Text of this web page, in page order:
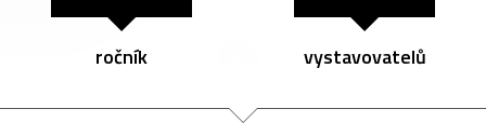
ročník vystavovatelů